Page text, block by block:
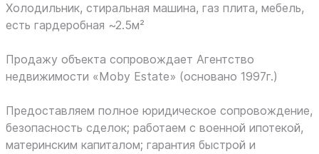
Холодильник, стиральная машина, газ плита, мебель,
есть гардеробная ~2.5м²
Продажу объекта сопровождает Агентство
недвижимости «Moby Estate» (основано 1997г.)
Предоставляем полное юридическое сопровождение,
безопасность сделок; работаем с военной ипотекой,
материнским капиталом; гарантия быстрой и